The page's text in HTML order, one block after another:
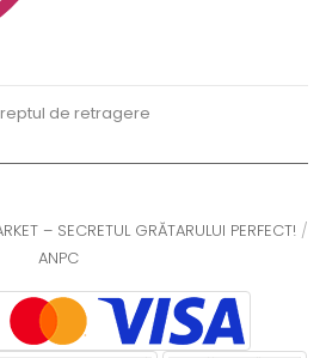
de retragere
– SECRETUL GRĂTARULUI PERFECT! /
ANPC